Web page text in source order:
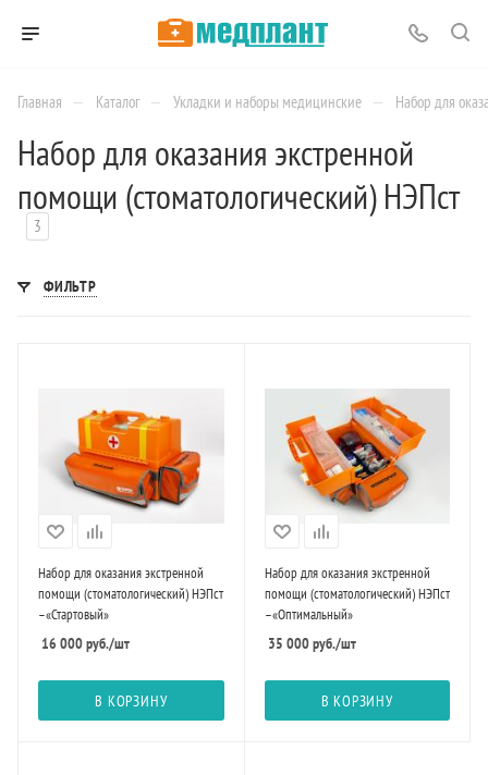
Главная — Каталог — Укладки и наборы медицинские — Набор для
Набор для оказания экстренной
помощи (стоматологический) НЭПст
3
ФИЛЬТР
Набор для оказания экстренной
помощи (стоматологический) НЭПст
–«Стартовый»
16 000руб./шт
В КОРЗИНУ
Набор для оказания экстренной
помощи (стоматологический) НЭПст
–«Оптимальный»
35 000руб./шт
В КОРЗИНУ